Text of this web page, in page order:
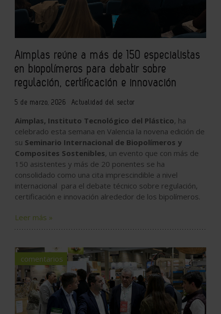
Aimplas reúne a más de 150 especialistas
en biopolímeros para debatir sobre
regulación, certificación e innovación
5 de marzo, 2026 Actualidad del sector
Aimplas, Instituto Tecnológico del Plástico, ha
celebrado esta semana en Valencia la novena edición de
su Seminario Internacional de Biopolímeros y
Composites Sostenibles, un evento que con más de
150 asistentes y más de 20 ponentes se ha
consolidado como una cita imprescindible a nivel
internacional para el debate técnico sobre regulación,
certificación e innovación alrededor de los bipolímeros.
Leer más »
comentarios